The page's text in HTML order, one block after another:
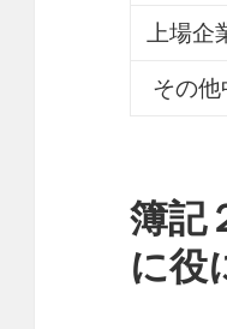
上場企
その
簿記
に役